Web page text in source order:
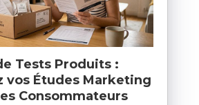
Tests Produits :
vos Études Marketing
Consommateurs